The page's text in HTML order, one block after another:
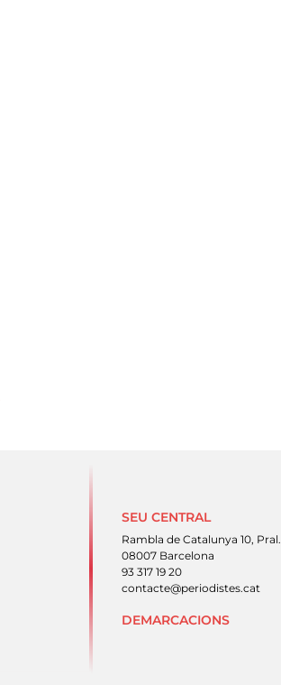
SEU CENTRAL
Rambla de Catalunya 10, Pral.
08007 Barcelona
93 317 19 20
contacte@periodistes.cat
DEMARCACIONS